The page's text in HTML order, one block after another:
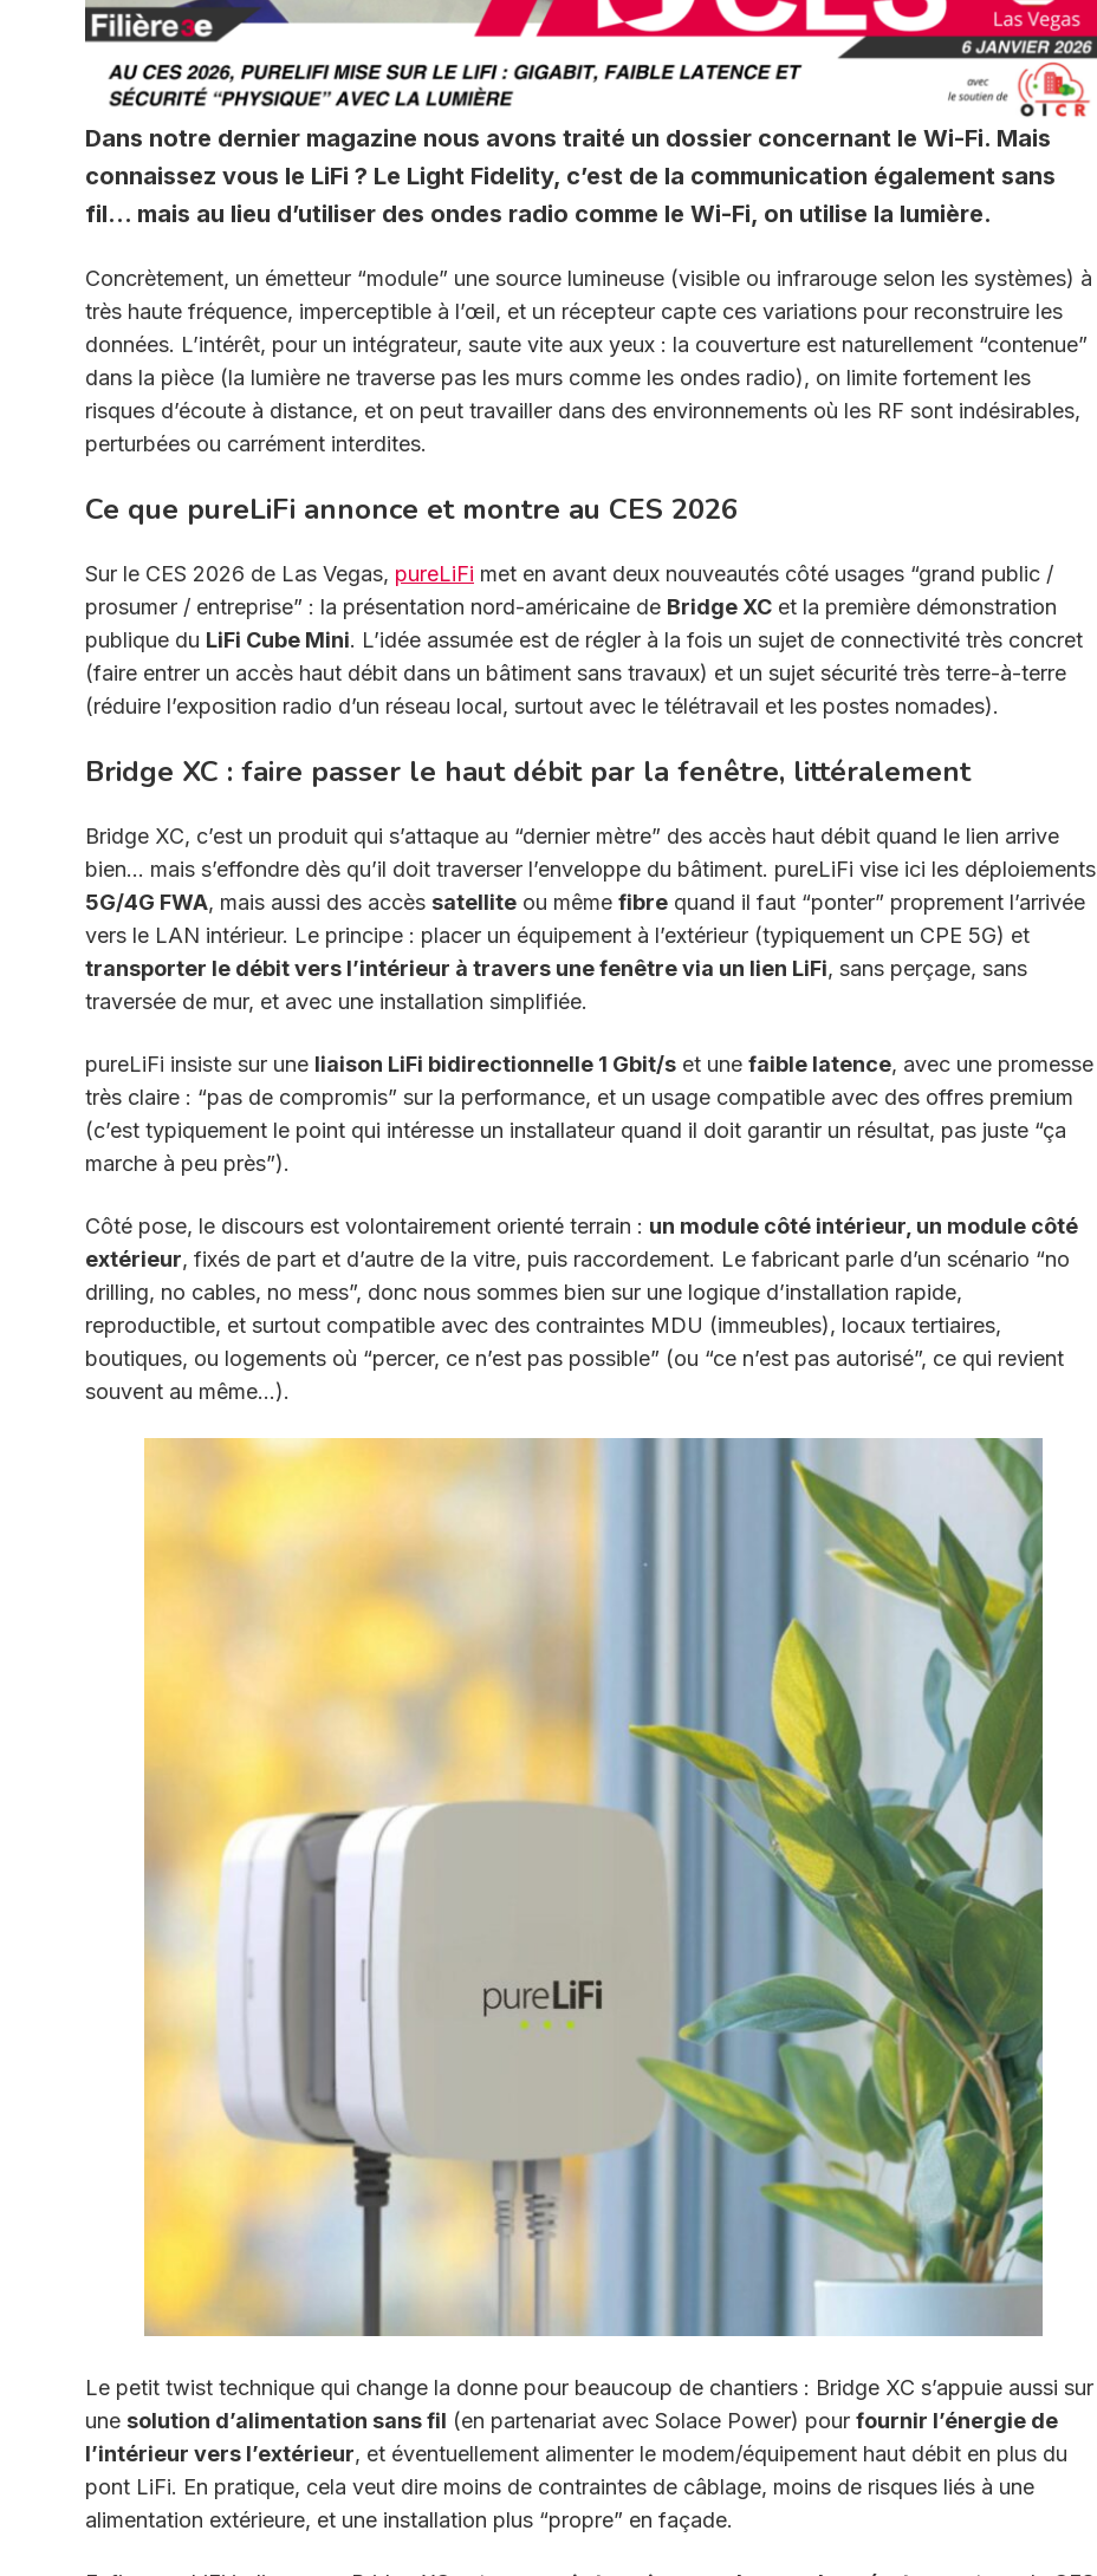
Dans notre dernier magazine nous avons traité un dossier concernant le Wi-Fi. Mais
connaissez vous le LiFi ? Le Light Fidelity, c’est de la communication également sans
fil… mais au lieu d’utiliser des ondes radio comme le Wi-Fi, on utilise la lumière.
Concrètement, un émetteur “module” une source lumineuse (visible ou infrarouge selon les systèmes) à
très haute fréquence, imperceptible à l’œil, et un récepteur capte ces variations pour reconstruire les
données. L’intérêt, pour un intégrateur, saute vite aux yeux : la couverture est naturellement “contenue”
dans la pièce (la lumière ne traverse pas les murs comme les ondes radio), on limite fortement les
risques d’écoute à distance, et on peut travailler dans des environnements où les RF sont indésirables,
perturbées ou carrément interdites.
Ce que pureLiFi annonce et montre au CES 2026
Sur le CES 2026 de Las Vegas, pureLiFi met en avant deux nouveautés côté usages “grand public /
prosumer / entreprise” : la présentation nord-américaine de Bridge XC et la première démonstration
publique du LiFi Cube Mini. L’idée assumée est de régler à la fois un sujet de connectivité très concret
(faire entrer un accès haut débit dans un bâtiment sans travaux) et un sujet sécurité très terre-à-terre
(réduire l’exposition radio d’un réseau local, surtout avec le télétravail et les postes nomades).
Bridge XC : faire passer le haut débit par la fenêtre, littéralement
Bridge XC, c’est un produit qui s’attaque au “dernier mètre” des accès haut débit quand le lien arrive
bien… mais s’effondre dès qu’il doit traverser l’enveloppe du bâtiment. pureLiFi vise ici les déploiements
5G/4G FWA, mais aussi des accès satellite ou même fibre quand il faut “ponter” proprement l’arrivée
vers le LAN intérieur. Le principe : placer un équipement à l’extérieur (typiquement un CPE 5G) et
transporter le débit vers l’intérieur à travers une fenêtre via un lien LiFi, sans perçage, sans
traversée de mur, et avec une installation simplifiée.
pureLiFi insiste sur une liaison LiFi bidirectionnelle 1 Gbit/s et une faible latence, avec une promesse
très claire : “pas de compromis” sur la performance, et un usage compatible avec des offres premium
(c’est typiquement le point qui intéresse un installateur quand il doit garantir un résultat, pas juste “ça
marche à peu près”).
Côté pose, le discours est volontairement orienté terrain : un module côté intérieur, un module côté
extérieur, fixés de part et d’autre de la vitre, puis raccordement. Le fabricant parle d’un scénario “no
drilling, no cables, no mess”, donc nous sommes bien sur une logique d’installation rapide,
reproductible, et surtout compatible avec des contraintes MDU (immeubles), locaux tertiaires,
boutiques, ou logements où “percer, ce n’est pas possible” (ou “ce n’est pas autorisé”, ce qui revient
souvent au même…).
Le petit twist technique qui change la donne pour beaucoup de chantiers : Bridge XC s’appuie aussi sur
une solution d’alimentation sans fil (en partenariat avec Solace Power) pour fournir l’énergie de
l’intérieur vers l’extérieur, et éventuellement alimenter le modem/équipement haut débit en plus du
pont LiFi. En pratique, cela veut dire moins de contraintes de câblage, moins de risques liés à une
alimentation extérieure, et une installation plus “propre” en façade.